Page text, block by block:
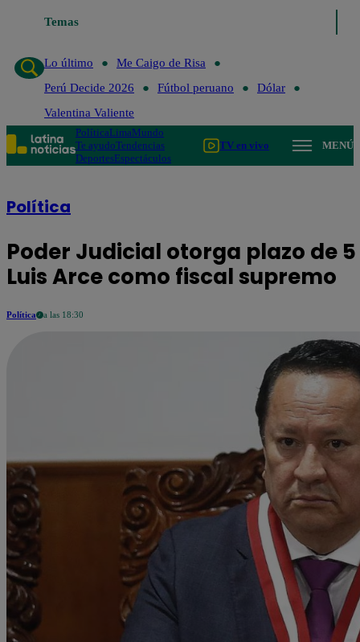
Temas
de Risa Perú Decide 2026
Lo último
Me Caigo de Risa
Perú Decide 2026
Fútbol peruano
Dólar
Valentina Valiente
PolíticaLimaMundo
Te ayudoTendencias
DeportesEspectáculos
TV en vivo MENÚ
Política
Poder Judicial otorga plazo de
Luis Arce como fiscal supremo
Política a las 18:30